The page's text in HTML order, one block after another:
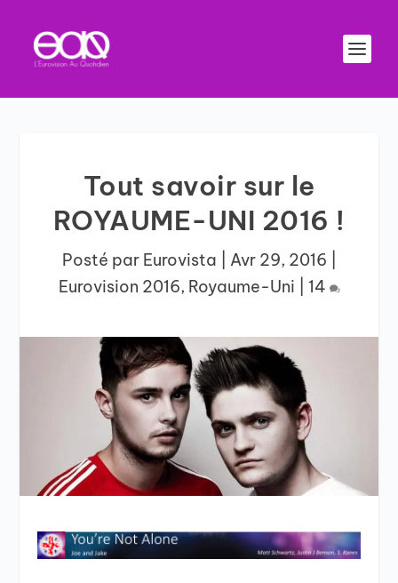
Tout savoir sur le
ROYAUME-UNI 2016 !
Posté par Eurovista Avr 29, 2016
Eurovision 2016, Royaume-Uni 14